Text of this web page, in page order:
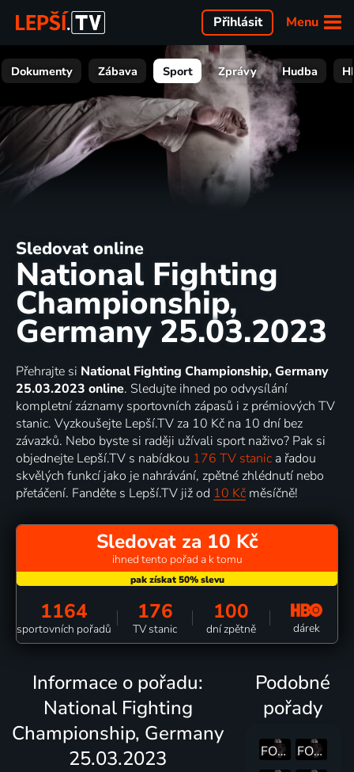
Menu
Přihlásit
Dokumenty Zábava Sport Zprávy Hudba
Sledovat online
National Fighting
Championship,
Germany 25.03.2023
Přehrajte si National Fighting Championship, Germany
25.03.2023 online. Sledujte ihned po odvysílání
kompletní záznamy sportovních zápasů i z prémiových TV
stanic. Vyzkoušejte Lepší.TV za 10 Kč na 10 dní bez
závazků. Nebo byste si raději užívali sport naživo? Pak si
objednejte Lepší.TV s nabídkou 176 TV stanic a řadou
skvělých funkcí jako je nahrávání, zpětné zhlédnutí nebo
přetáčení. Fanděte s Lepší.TV již od 10 Kč měsíčně!
Sledovat za 10 Kč
ihned tento pořad a k tomu
1164
sportovních pořadů
176
TV stanic
100
dní zpětně dárek
Informace o pořadu:
National Fighting
Championship, Germany
25.03.2023
Podobné
pořady
FOX Sports Africa Boxing, South Africa, 21.04.2022
FOX Sports Africa Boxing, South Africa, 24.02.2022